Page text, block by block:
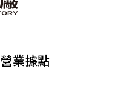
營業據點